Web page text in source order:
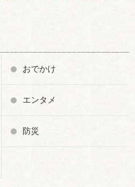
おでかけ
エンタメ
防災